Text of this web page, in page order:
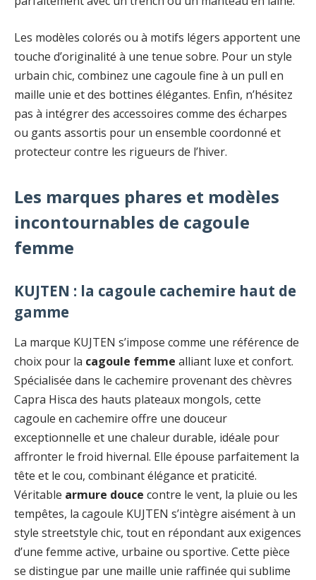
Les modèles colorés ou à motifs légers apportent une
touche d’originalité à une tenue sobre. Pour un style
urbain chic, combinez une cagoule fine à un pull en
maille unie et des bottines élégantes. Enfin, n’hésitez
pas à intégrer des accessoires comme des écharpes
ou gants assortis pour un ensemble coordonné et
protecteur contre les rigueurs de l’hiver.
Les marques phares et modèles
incontournables de cagoule
femme
KUJTEN : la cagoule cachemire haut de
gamme
La marque KUJTEN s’impose comme une référence de
choix pour la cagoule femme alliant luxe et confort.
Spécialisée dans le cachemire provenant des chèvres
Capra Hisca des hauts plateaux mongols, cette
cagoule en cachemire offre une douceur
exceptionnelle et une chaleur durable, idéale pour
affronter le froid hivernal. Elle épouse parfaitement la
tête et le cou, combinant élégance et praticité.
Véritable armure douce contre le vent, la pluie ou les
tempêtes, la cagoule KUJTEN s’intègre aisément à un
style streetstyle chic, tout en répondant aux exigences
d’une femme active, urbaine ou sportive. Cette pièce
se distingue par une maille unie raffinée qui sublime